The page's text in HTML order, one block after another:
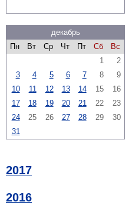
декабрь
Пн
Вт Ср Чт Пт Сб
Вс
1
2
3
4 5 6 7 8
9
10
11 12 13 14 15
16
17
18 19 20 21 22
23
24
25 26 27 28 29
30
31
2017
2016